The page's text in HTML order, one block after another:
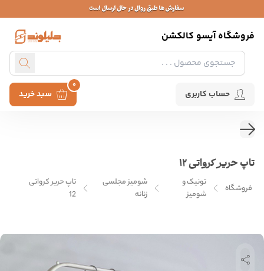
فروشگاه آیسو کالکشن
حساب کاربری سبد خرید
0
تاپ حریر کرواتی 12
فروشگاه
تونیک و
شومیز
شومیز مجلسی
زنانه
تاپ حریر کرواتی
12